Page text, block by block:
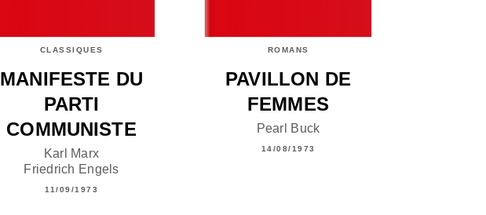
CLASSIQUES
MANIFESTE DU
PARTI
COMMUNISTE
Karl Marx
Friedrich Engels
11/09/1973
ROMANS
PAVILLON DE
FEMMES
Pearl Buck
14/08/1973